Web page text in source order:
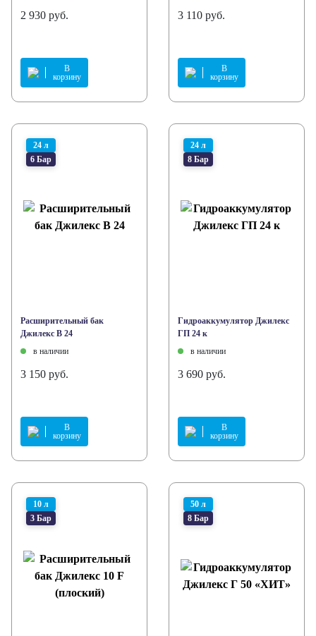
2 930 руб.
В
корзину
3 110 руб.
В
корзину
24 л
6 Бар
Расширительный бак
Джилекс В 24
в наличии
3 150 руб.
В
корзину
24 л
8 Бар
Гидроаккумулятор Джилекс
ГП 24 к
в наличии
3 690 руб.
В
корзину
10 л
3 Бар
50 л
8 Бар